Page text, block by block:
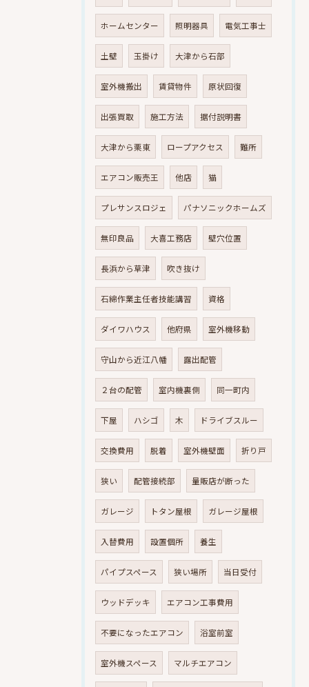
ホームセンター 照明器具 電気工事士
土壁 玉掛け 大津から石部
室外機搬出 賃貸物件 原状回復
出張買取 施工方法 据付説明書
大津から栗東 ロープアクセス 難所
エアコン販売王 他店 猫
プレサンスロジェ パナソニックホームズ
無印良品 大喜工務店 壁穴位置
長浜から草津 吹き抜け
石綿作業主任者技能講習 資格
ダイワハウス 他府県 室外機移動
守山から近江八幡 露出配管
２台の配管 室内機裏側 同一町内
下屋 ハシゴ 木 ドライブスルー
交換費用 脱着 室外機壁面 折り戸
狭い 配管接続部 量販店が断った
ガレージ トタン屋根 ガレージ屋根
入替費用 設置個所 養生
パイプスペース 狭い場所 当日受付
ウッドデッキ エアコン工事費用
不要になったエアコン 浴室前室
室外機スペース マルチエアコン